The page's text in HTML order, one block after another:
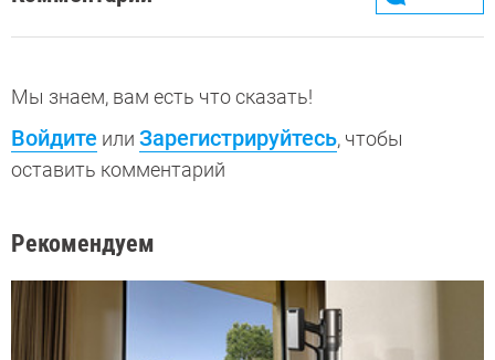
Мы знаем, вам есть что сказать!
Войдите или Зарегистрируйтесь, чтобы
оставить комментарий
Рекомендуем